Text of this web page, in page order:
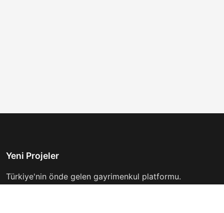
Yeni Projeler
Türkiye'nin önde gelen gayrimenkul platformu.